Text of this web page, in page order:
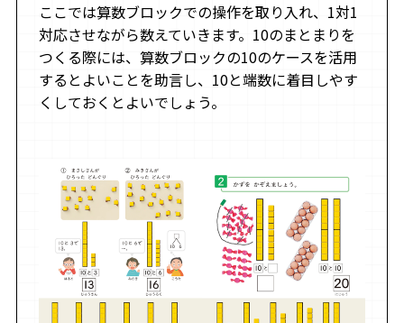
ここでは算数ブロックでの操作を取り入れ、1対1
対応させながら数えていきます。10のまとまりを
つくる際には、算数ブロックの10のケースを活用
するとよいことを助言し、10と端数に着目しやす
くしておくとよいでしょう。